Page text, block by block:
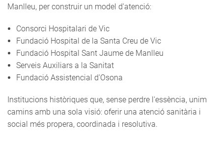
Manlleu, per construir un model d'atenció:
Consorci Hospitalari de Vic
Fundació Hospital de la Santa Creu de Vic
Fundació Hospital Sant Jaume de Manlleu
Serveis Auxiliars a la Sanitat
Fundació Assistencial d'Osona
Institucions històriques que, sense perdre l'essència, unim
camins amb una sola visió: oferir una atenció sanitària i
social més propera, coordinada i resolutiva.